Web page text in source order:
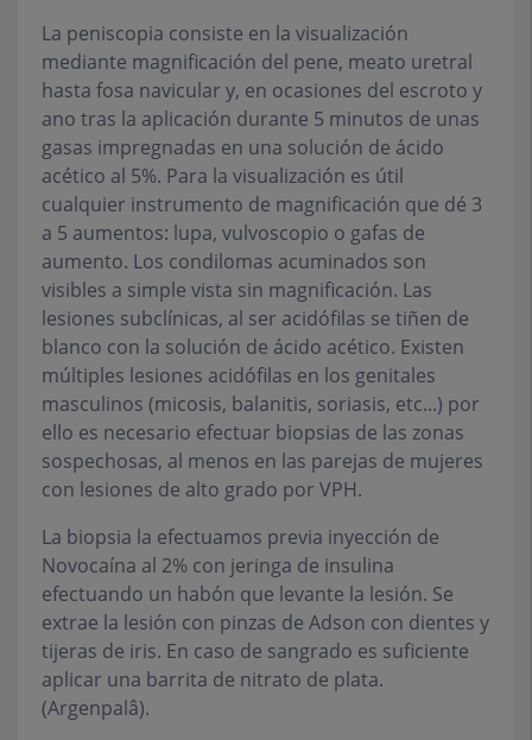
La peniscopia consiste en la visualización
mediante magnificación del pene, meato uretral
hasta fosa navicular y, en ocasiones del escroto y
ano tras la aplicación durante 5 minutos de unas
gasas impregnadas en una solución de ácido
acético al 5%. Para la visualización es útil
cualquier instrumento de magnificación que dé 3
a 5 aumentos: lupa, vulvoscopio o gafas de
aumento. Los condilomas acuminados son
visibles a simple vista sin magnificación. Las
lesiones subclínicas, al ser acidófilas se tiñen de
blanco con la solución de ácido acético. Existen
múltiples lesiones acidófilas en los genitales
masculinos (micosis, balanitis, soriasis, etc...) por
ello es necesario efectuar biopsias de las zonas
sospechosas, al menos en las parejas de mujeres
con lesiones de alto grado por VPH.
La biopsia la efectuamos previa inyección de
Novocaína al 2% con jeringa de insulina
efectuando un habón que levante la lesión. Se
extrae la lesión con pinzas de Adson con dientes y
tijeras de iris. En caso de sangrado es suficiente
aplicar una barrita de nitrato de plata.
(Argenpalâ).